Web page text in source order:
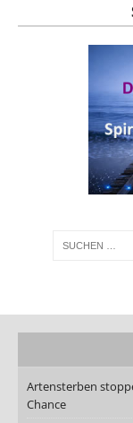
Artensterben
Chance